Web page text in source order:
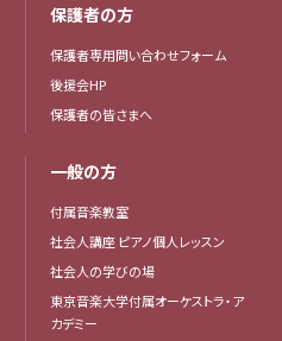
保護者の方
保護者専用問い合わせフォーム
後援会HP
保護者の皆さまへ
一般の方
付属音楽教室
社会人講座 ピアノ個人レッスン
社会人の学びの場
東京音楽大学付属オーケストラ・ア
カデミー